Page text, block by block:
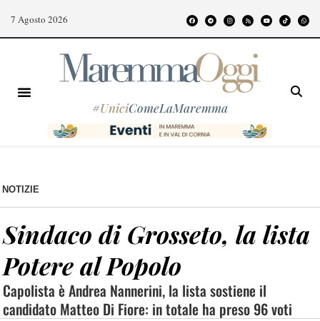
7 Agosto 2026
#UniciComeLaMaremma
NOTIZIE
Sindaco di Grosseto, la lista
Potere al Popolo
Capolista è Andrea Nannerini, la lista sostiene il
candidato Matteo Di Fiore: in totale ha preso 96 voti